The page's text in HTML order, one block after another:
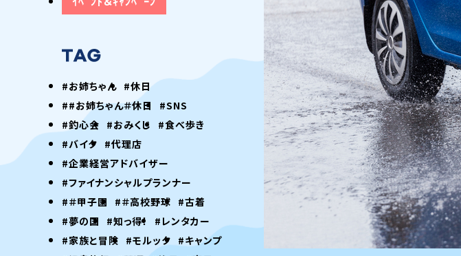
#お姉ちゃん #休日
##お姉ちゃん＃休日
#SNS
#釣心会 #おみくじ
#食べ歩き
#バイク #代理店
#企業経営アドバイザー
#ファイナンシャルプランナー
#＃甲子園
#＃高校野球 #古着
#夢の国
#知っ得！
#レンタカー
#家族と冒険 #モルック #キャンプ